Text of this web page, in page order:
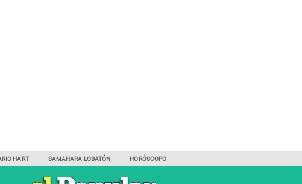
HART SAMAHARA LOBATÓN HORÓSCOPO